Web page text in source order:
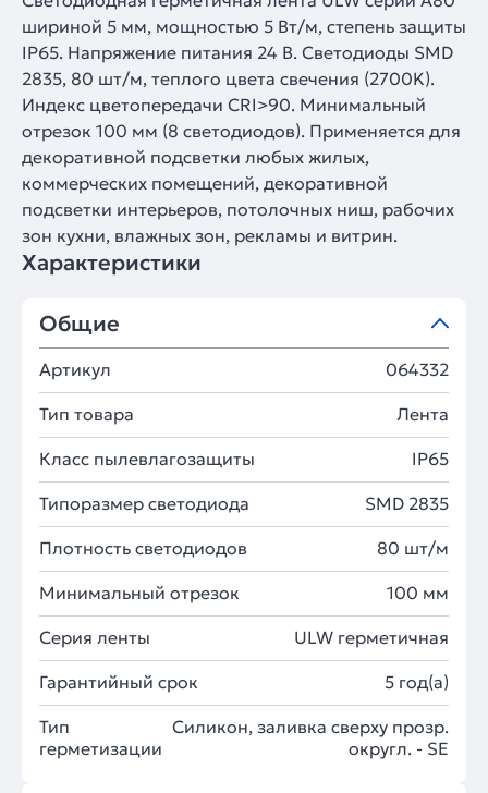
шириной 5 мм, мощностью 5 Вт/м, степень защиты
IP65. Напряжение питания 24 В. Светодиоды SMD
2835, 80 шт/м, теплого цвета свечения (2700K).
Индекс цветопередачи CRI>90. Минимальный
отрезок 100 мм (8 светодиодов). Применяется для
декоративной подсветки любых жилых,
коммерческих помещений, декоративной
подсветки интерьеров, потолочных ниш, рабочих
зон кухни, влажных зон, рекламы и витрин.
Характеристики
Общие
Артикул 064332
Тип товара Лента
Класс пылевлагозащиты IP65
Типоразмер светодиода SMD 2835
Плотность светодиодов 80 шт/м
Минимальный отрезок 100 мм
Серия ленты ULW герметичная
Гарантийный срок 5 год(а)
Тип
герметизации
Силикон, заливка сверху прозр.
округл. - SE